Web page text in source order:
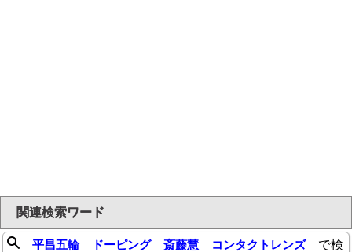
関連検索ワード
平昌五輪 ドーピング 斎藤慧 コンタクトレンズで検